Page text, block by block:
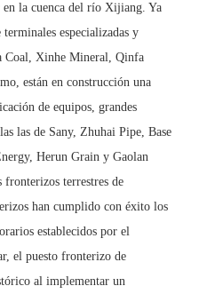
la cuenca del río Xijiang. Ya
especializadas y
Coal, Xinhe Mineral, Qinfa
están en construcción una
de equipos, grandes
las de Sany, Zhuhai Pipe, Base
Herun Grain y Gaolan
terrestres de
han cumplido con éxito los
establecidos por el
el puesto fronterizo de
al implementar un